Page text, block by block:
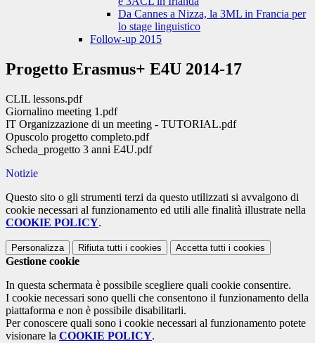
Da Cannes a Nizza, la 3ML in Francia per
lo stage linguistico
Follow-up 2015
Progetto Erasmus+ E4U 2014-17
CLIL lessons.pdf
Giornalino meeting 1.pdf
IT Organizzazione di un meeting - TUTORIAL.pdf
Opuscolo progetto completo.pdf
Scheda_progetto 3 anni E4U.pdf
Notizie
Questo sito o gli strumenti terzi da questo utilizzati si avvalgono di
cookie necessari al funzionamento ed utili alle finalità illustrate nella
COOKIE POLICY.
Personalizza Rifiuta tutti i cookies Accetta tutti i cookies
Gestione cookie
In questa schermata è possibile scegliere quali cookie consentire.
I cookie necessari sono quelli che consentono il funzionamento della
piattaforma e non è possibile disabilitarli.
Per conoscere quali sono i cookie necessari al funzionamento potete
visionare la COOKIE POLICY.